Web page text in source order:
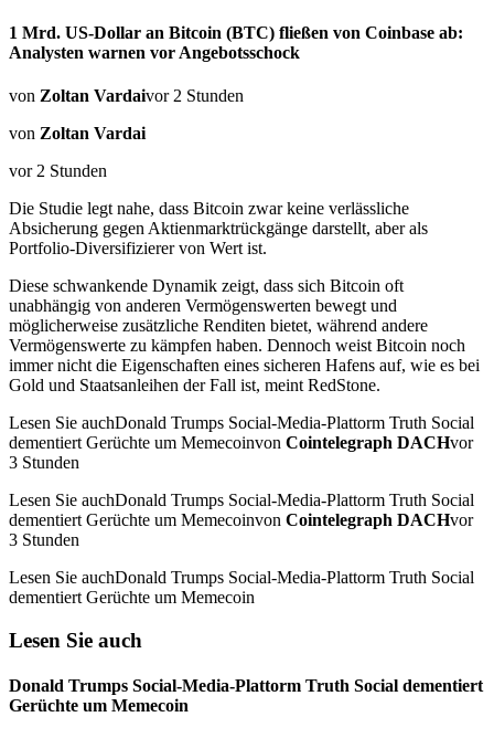
1 Mrd. US-Dollar an Bitcoin (BTC) fließen von Coinbase ab:
Analysten warnen vor Angebotsschock
von Zoltan Vardaivor 2 Stunden
von Zoltan Vardai
vor 2 Stunden
Die Studie legt nahe, dass Bitcoin zwar keine verlässliche
Absicherung gegen Aktienmarktrückgänge darstellt, aber als
Portfolio-Diversifizierer von Wert ist.
Diese schwankende Dynamik zeigt, dass sich Bitcoin oft
unabhängig von anderen Vermögenswerten bewegt und
möglicherweise zusätzliche Renditen bietet, während andere
Vermögenswerte zu kämpfen haben. Dennoch weist Bitcoin noch
immer nicht die Eigenschaften eines sicheren Hafens auf, wie es bei
Gold und Staatsanleihen der Fall ist, meint RedStone.
Lesen Sie auchDonald Trumps Social-Media-Plattorm Truth Social
dementiert Gerüchte um Memecoinvon Cointelegraph DACHvor
3 Stunden
Lesen Sie auchDonald Trumps Social-Media-Plattorm Truth Social
dementiert Gerüchte um Memecoinvon Cointelegraph DACHvor
3 Stunden
Lesen Sie auchDonald Trumps Social-Media-Plattorm Truth Social
dementiert Gerüchte um Memecoin
Lesen Sie auch
Donald Trumps Social-Media-Plattorm Truth Social dementiert
Gerüchte um Memecoin